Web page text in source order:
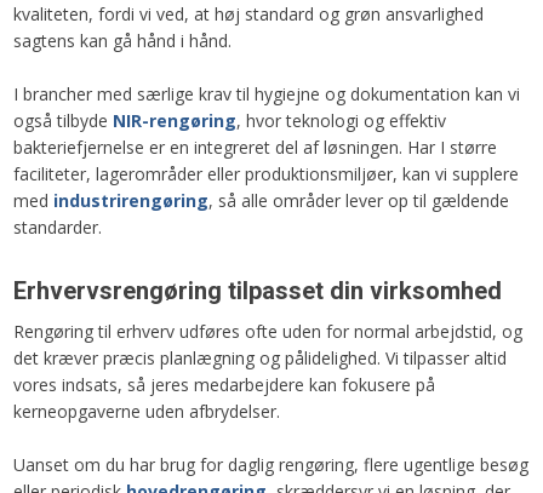
kvaliteten, fordi vi ved, at høj standard og grøn ansvarlighed
sagtens kan gå hånd i hånd.
I brancher med særlige krav til hygiejne og dokumentation kan vi
også tilbyde NIR-rengøring, hvor teknologi og effektiv
bakteriefjernelse er en integreret del af løsningen. Har I større
faciliteter, lagerområder eller produktionsmiljøer, kan vi supplere
med industrirengøring, så alle områder lever op til gældende
standarder.​
Erhvervsrengøring tilpasset din virksomhed
Rengøring til erhverv udføres ofte uden for normal arbejdstid, og
det kræver præcis planlægning og pålidelighed. Vi tilpasser altid
vores indsats, så jeres medarbejdere kan fokusere på
kerneopgaverne uden afbrydelser.
Uanset om du har brug for daglig rengøring, flere ugentlige besøg